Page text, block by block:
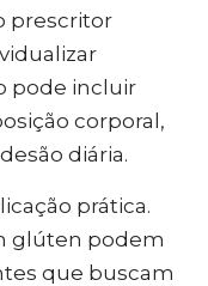
prescritor
pode incluir
corporal,
diária.
prática.
glúten podem
que buscam